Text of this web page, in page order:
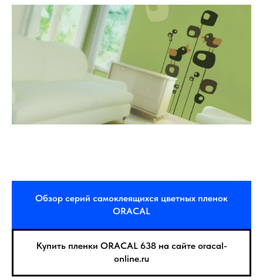
Обзор серий самоклеящихся цветных пленок
ORACAL
Купить пленки ORACAL 638 на сайте oracal-
online.ru